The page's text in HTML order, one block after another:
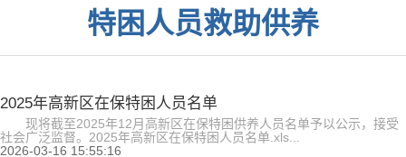
特困人员救助供养
2025年高新区在保特困人员名单
现将截至2025年12月高新区在保特困供养人员名单予以公示，接受
社会广泛监督。2025年高新区在保特困人员名单.xls...
2026-03-16 15:55:16